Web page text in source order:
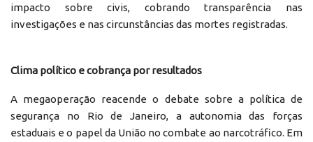
impacto sobre civis, cobrando transparência nas
investigações e nas circunstâncias das mortes registradas.
Clima político e cobrança por resultados
A megaoperação reacende o debate sobre a política de
segurança no Rio de Janeiro, a autonomia das forças
estaduais e o papel da União no combate ao narcotráfico. Em